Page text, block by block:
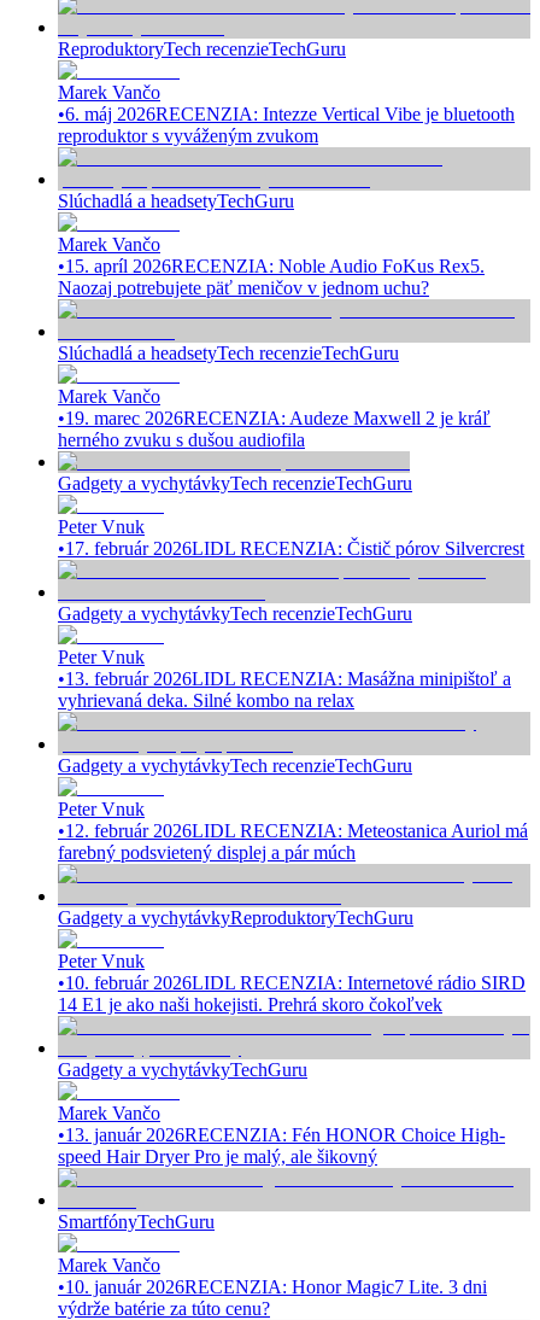
ReproduktoryTech recenzieTechGuru
Marek Vančo
•6. máj 2026RECENZIA: Intezze Vertical Vibe je bluetooth
reproduktor s vyváženým zvukom
Slúchadlá a headsetyTechGuru
Marek Vančo
•15. apríl 2026RECENZIA: Noble Audio FoKus Rex5.
Naozaj potrebujete päť meničov v jednom uchu?
Slúchadlá a headsetyTech recenzieTechGuru
Marek Vančo
•19. marec 2026RECENZIA: Audeze Maxwell 2 je kráľ
herného zvuku s dušou audiofila
Gadgety a vychytávkyTech recenzieTechGuru
Peter Vnuk
•17. február 2026LIDL RECENZIA: Čistič pórov Silvercrest
Gadgety a vychytávkyTech recenzieTechGuru
Peter Vnuk
•13. február 2026LIDL RECENZIA: Masážna minipištoľ a
vyhrievaná deka. Silné kombo na relax
Gadgety a vychytávkyTech recenzieTechGuru
Peter Vnuk
•12. február 2026LIDL RECENZIA: Meteostanica Auriol má
farebný podsvietený displej a pár múch
Gadgety a vychytávkyReproduktoryTechGuru
Peter Vnuk
•10. február 2026LIDL RECENZIA: Internetové rádio SIRD
14 E1 je ako naši hokejisti. Prehrá skoro čokoľvek
Gadgety a vychytávkyTechGuru
Marek Vančo
•13. január 2026RECENZIA: Fén HONOR Choice High-
speed Hair Dryer Pro je malý, ale šikovný
SmartfónyTechGuru
Marek Vančo
•10. január 2026RECENZIA: Honor Magic7 Lite. 3 dni
výdrže batérie za túto cenu?